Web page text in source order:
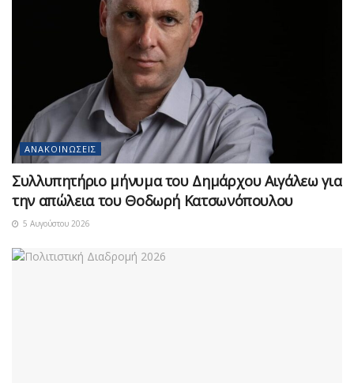
ΑΝΑΚΟΙΝΏΣΕΙΣ
Συλλυπητήριο μήνυμα του Δημάρχου Αιγάλεω για
την απώλεια του Θοδωρή Κατσωνόπουλου
5 Αυγούστου 2026